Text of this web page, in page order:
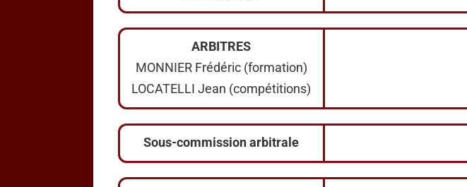
ARBITRES
MONNIER Frédéric (formation)
LOCATELLI Jean (compétitions)
Sous-commission arbitrale